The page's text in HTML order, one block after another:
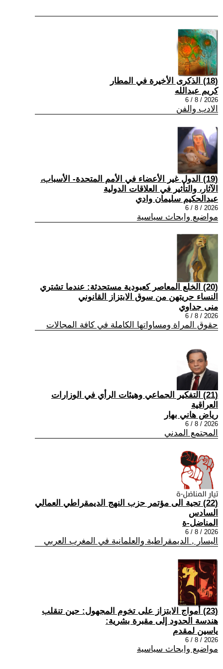
(18) الذكرى الأخيرة في المطار
كريم عبدالله
2026 / 8 / 6
الادب والفن
(19) الدول غير الأعضاء في الأمم المتحدة- الأسباب،
الآثار، والتأثير في العلاقات الدولية
عبدالحكيم سليمان وادي
2026 / 8 / 6
مواضيع وابحاث سياسية
(20) الخلع المعاصر كعبودية مستحدثة: عندما تشتري
النساء حريتهن من سوق الابتزاز القانوني
منى جداوي
2026 / 8 / 6
حقوق المراة ومساواتها الكاملة في كافة المجالات
(21) التفكير الجماعي وهيئات الرأي في الوزارات
العراقية
رياض هاني بهار
2026 / 8 / 6
المجتمع المدني
(22) تحية الى مؤتمر حزب النهج الديمقراطي العمالي
السادس
المناضل-ة
2026 / 8 / 6
اليسار , الديمقراطية والعلمانية في المغرب العربي
(23) أمواج الابتزاز على تخوم المجهول: حين تنقلب
هندسة الحدود إلى مقبرة بشرية:
ياسين لمقدم
2026 / 8 / 6
مواضيع وابحاث سياسية